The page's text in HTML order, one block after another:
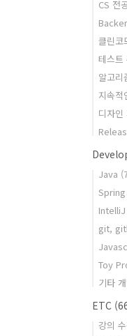
CS 전
클린코
테스트
알고리
지속적
디자인
Java
IntelliJ
git,
Toy
기타
ETC
강의